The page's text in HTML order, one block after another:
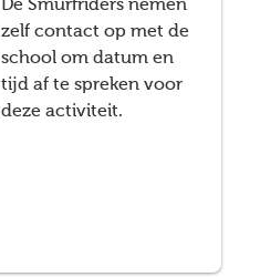
De Smurfriders nemen
zelf contact op met de
school om datum en
tijd af te spreken voor
deze activiteit.